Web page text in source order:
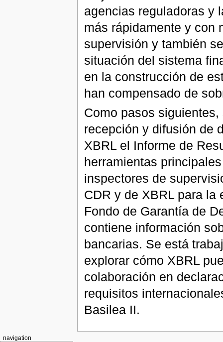
agencias reguladoras y
más rápidamente y con
supervisión y también
situación del sistema
en la construcción de
han compensado de
Como pasos
recepción y difusión de
XBRL el Informe de
herramientas
inspectores de
CDR y de XBRL para la
Fondo de Garantía de
contiene información
bancarias. Se está
explorar cómo XBRL
colaboración en
requisitos
Basilea II.
navigation